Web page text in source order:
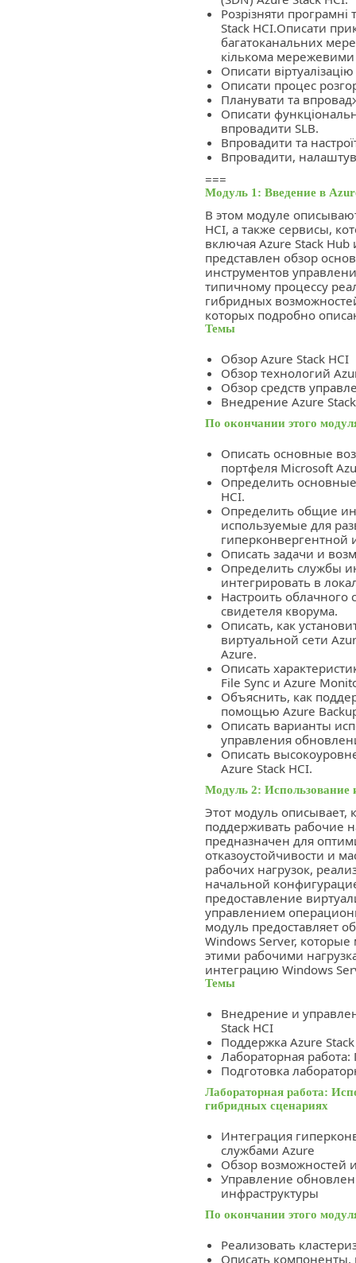
Розрізняти програмні
Stack HCI.Описати
багатоканальних
кількома
Описати
Описати процес
Планувати та
Описати
впровадити SLB.
Впровадити та
Впровадити,
===
Модуль 1: Введение в
В этом модуле
HCI, а также сервисы,
включая Azure Stack Hub
представлен обзор
инструментов
типичному процессу
гибридных
которых подробно
Темы
Обзор Azure Stack HCI
Обзор технологий
Обзор средств
Внедрение Azure
По окончании этого
Описать основные
портфеля Microsoft
Определить
HCI.
Определить общие
используемые для
гиперконвергентной
Описать задачи и
Определить службы
интегрировать в
Настроить облачного
свидетеля кворума.
Описать, как
виртуальной сети
Azure.
Описать
File Sync и Azure
Объяснить, как
помощью Azure
Описать варианты
управления
Описать
Azure Stack HCI.
Модуль 2: Использование
Этот модуль описывает,
поддерживать рабочие
предназначен для
отказоустойчивости и
рабочих нагрузок,
начальной
предоставление
управлением
модуль предоставляет
Windows Server,
этими рабочими
интеграцию Windows
Темы
Внедрение и
Stack HCI
Поддержка Azure
Лабораторная
Подготовка
Лабораторная работа:
гибридных сценариях
Интеграция
службами Azure
Обзор возможностей
Управление
инфраструктуры
По окончании этого
Реализовать
Описать